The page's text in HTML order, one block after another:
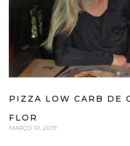
PIZZA LOW CARB DE
FLOR
MARÇO 10, 2019